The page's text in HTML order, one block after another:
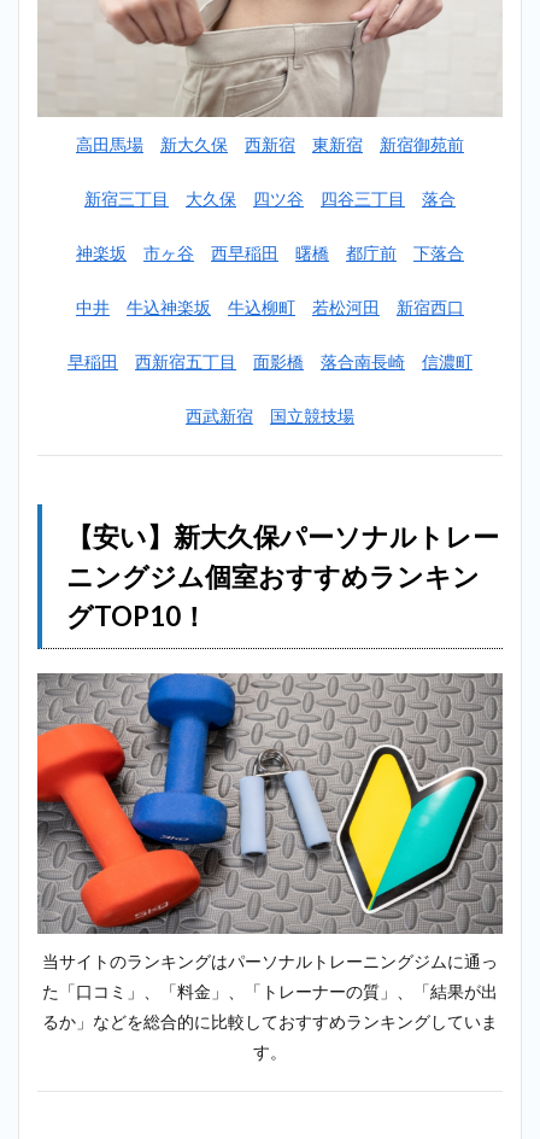
ム個室お
ンキング
2.1
1
キジム
（MIYAZAKI
大久保
3位：
エク
ササ
コー
久保
2.4
4
位：ラスタ
イル
（Lastyle）
＿新大久保
2.5
5位：
ビヨンド
（BEYOND）
＿新大久保
2.6
6
位：リボ
ーンマイ
セルフ
＿新大久
高田馬場 新大久保 西新宿 東新宿 新宿御苑前
新宿三丁目 大久保 四ツ谷 四谷三丁目 落合
神楽坂 市ヶ谷 西早稲田 曙橋 都庁前 下落合
中井 牛込神楽坂 牛込柳町 若松河田 新宿西口
早稲田 西新宿五丁目 面影橋 落合南長崎 信濃町
西武新宿 国立競技場
【安い】新大久保パーソナルトレー
ニングジム個室おすすめランキン
グTOP10！
当サイトのランキングはパーソナルトレーニングジムに通っ
た「口コミ」、「料金」、「トレーナーの質」、「結果が出
るか」などを総合的に比較しておすすめランキングしていま
す。